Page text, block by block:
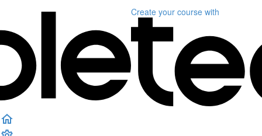
Create your course with